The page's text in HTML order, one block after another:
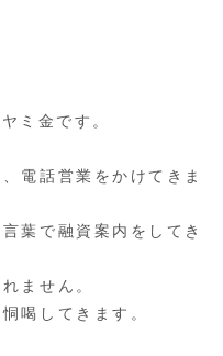
ミ金です。
電話営業をかけてきま
葉で融資案内をしてき
ません。
喝してきます。